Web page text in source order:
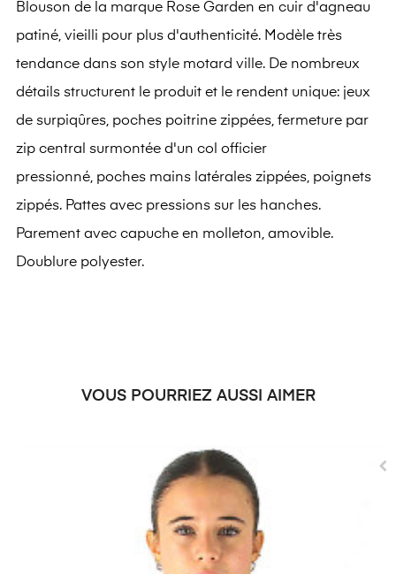
Blouson de la marque Rose Garden en cuir d'agneau
patiné, vieilli pour plus d'authenticité. Modèle très
tendance dans son style motard ville. De nombreux
détails structurent le produit et le rendent unique: jeux
de surpiqûres, poches poitrine zippées, fermeture par
zip central surmontée d'un col officier
pressionné, poches mains latérales zippées, poignets
zippés. Pattes avec pressions sur les hanches.
Parement avec capuche en molleton, amovible.
Doublure polyester.
VOUS POURRIEZ AUSSI AIMER